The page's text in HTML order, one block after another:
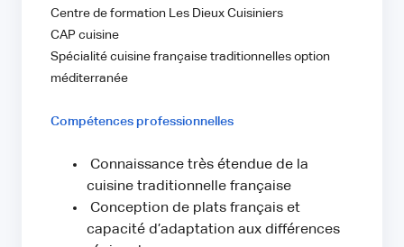
Centre de formation Les Dieux Cuisiniers
CAP cuisine
Spécialité cuisine française traditionnelles option
méditerranée
Compétences professionnelles
Connaissance très étendue de la
cuisine traditionnelle française
Conception de plats français et
capacité d’adaptation aux différences